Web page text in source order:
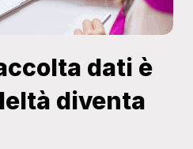
dati è
diventa